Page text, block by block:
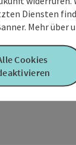
Diensten
Mehr über
Cookies